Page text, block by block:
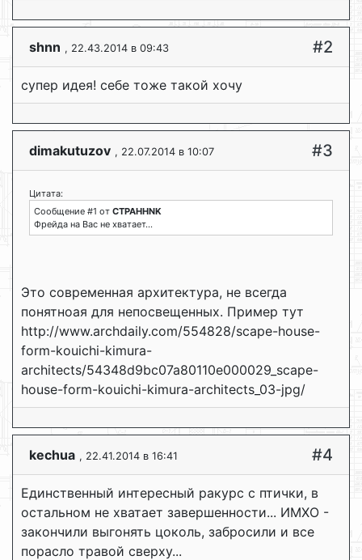
shnn , 22.43.2014 в 09:43 #2
супер идея! себе тоже такой хочу
dimakutuzov , 22.07.2014 в 10:07 #3
Цитата:
Сообщение #1 от CTPAHHNK
Фрейда на Вас не хватает...
Это современная архитектура, не всегда
понятноая для непосвещенных. Пример тут
http://www.archdaily.com/554828/scape-house-
form-kouichi-kimura-
architects/54348d9bc07a80110e000029_scape-
house-form-kouichi-kimura-architects_03-jpg/
kechua , 22.41.2014 в 16:41 #4
Единственный интересный ракурс с птички, в
остальном не хватает завершенности... ИМХО -
закончили выгонять цоколь, забросили и все
порасло травой сверху...